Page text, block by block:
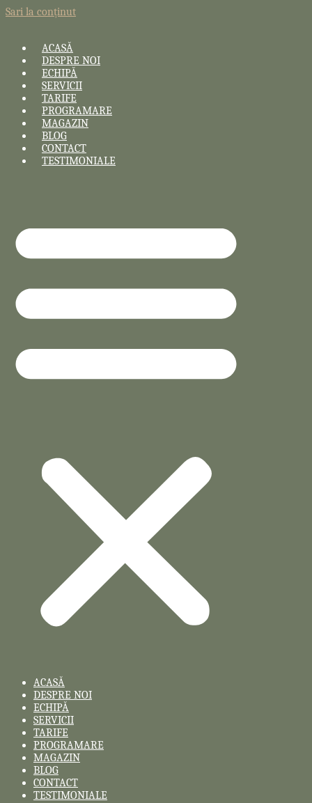
Sari la conținut
ACASĂ
DESPRE NOI
ECHIPĂ
SERVICII
TARIFE
PROGRAMARE
MAGAZIN
BLOG
CONTACT
TESTIMONIALE
ACASĂ
DESPRE NOI
ECHIPĂ
SERVICII
TARIFE
PROGRAMARE
MAGAZIN
BLOG
CONTACT
TESTIMONIALE